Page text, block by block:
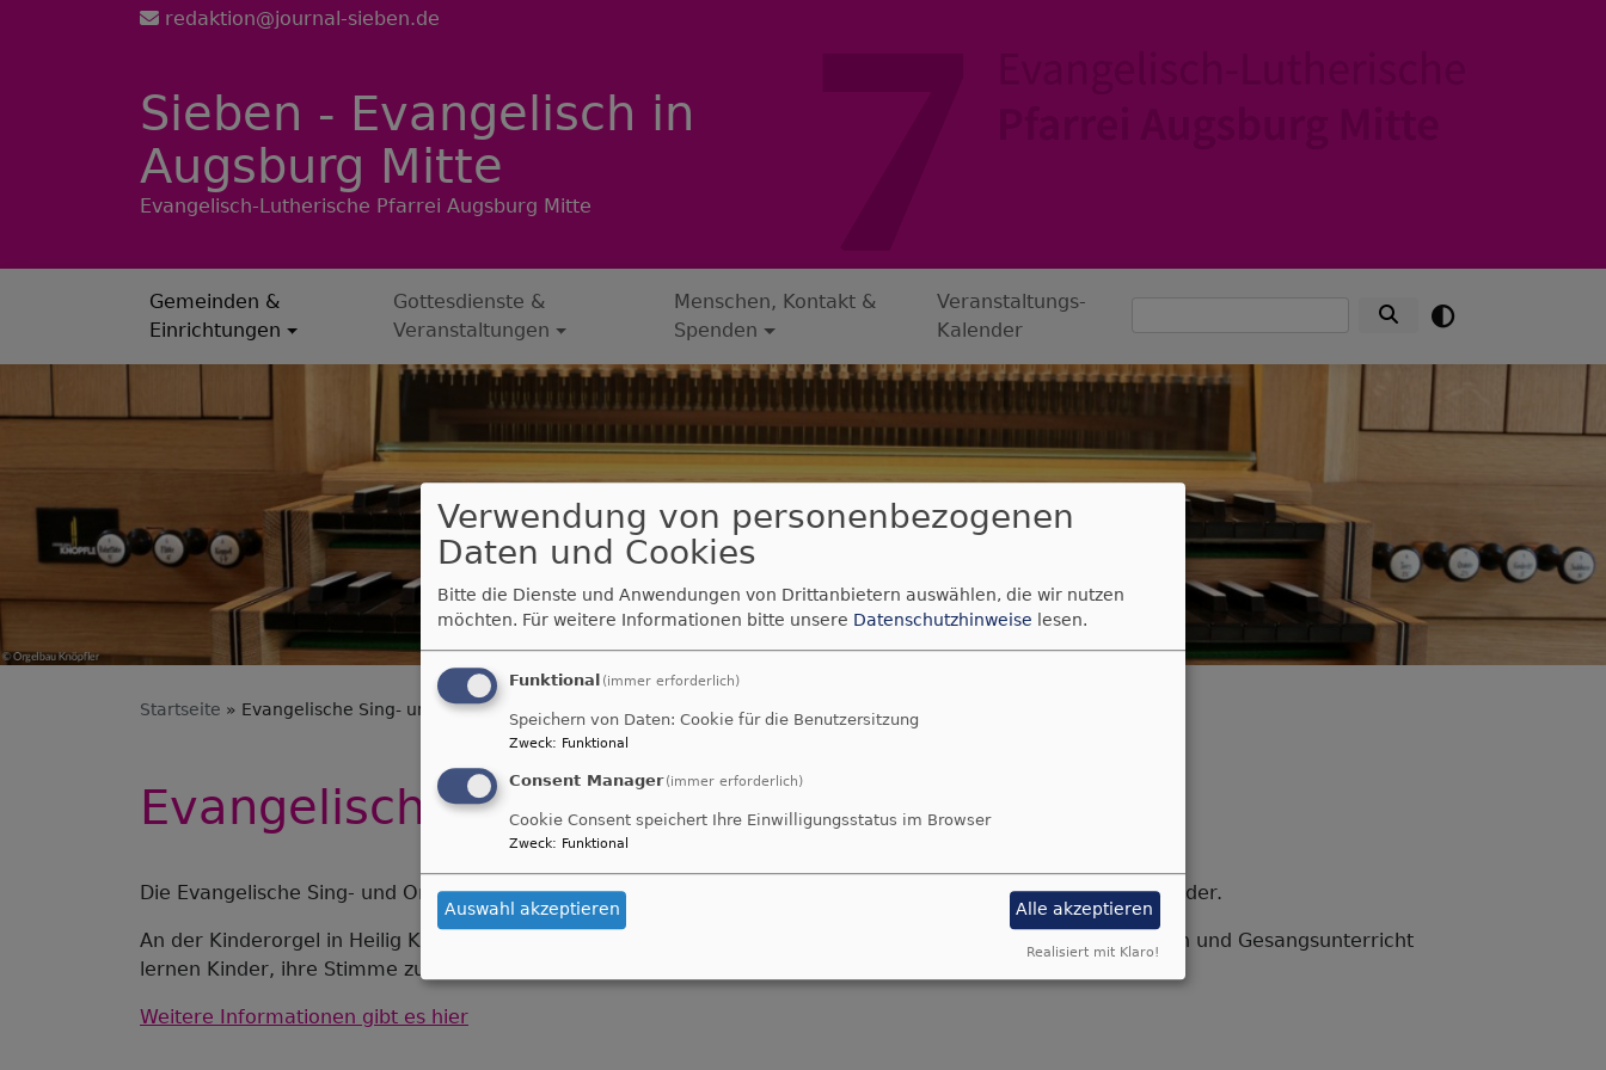
redaktion@journal-sieben.de
Sieben - Evangelisch in
Augsburg Mitte
Evangelisch-Lutherische Pfarrei Augsburg Mitte
Hauptnavigation
Gemeinden &
Einrichtungen
Gottesdienste &
Veranstaltungen
Menschen, Kontakt &
Spenden
Veranstaltungs-
Kalender
Startseite Evangelische Sing- und Orgelschule
Evangelische Sing- und Orgelschule
Die Evangelische Sing- und Orgelschule bietet hochwertige musikalische Ausbildung für alle interessierten Kinder.
An der Kinderorgel in Heilig Kreuz können schon kleine Kinder die "Königin der Instrumente" lernen. In Chören und Gesangsunterricht
lernen Kinder, ihre Stimme zu entwickeln.
Weitere Informationen gibt es hier
Verwendung von personenbezogenen
Daten und Cookies
Bitte die Dienste und Anwendungen von Drittanbietern auswählen, die wir nutzen
möchten. Für weitere Informationen bitte unsere Datenschutzhinweise lesen.
Funktional (immer erforderlich)
Speichern von Daten: Cookie für die Benutzersitzung
Zweck: Funktional
Consent Manager (immer erforderlich)
Cookie Consent speichert Ihre Einwilligungsstatus im Browser
Zweck: Funktional
Auswahl akzeptieren Alle akzeptieren
Realisiert mit Klaro!